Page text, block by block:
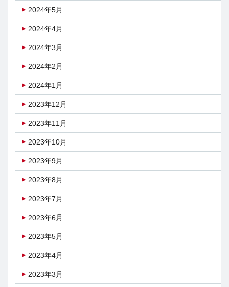
2024年5月
2024年4月
2024年3月
2024年2月
2024年1月
2023年12月
2023年11月
2023年10月
2023年9月
2023年8月
2023年7月
2023年6月
2023年5月
2023年4月
2023年3月